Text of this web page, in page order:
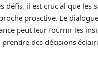
défis, il est crucial que les
proactive. Le
peut leur fournir les
des décisions